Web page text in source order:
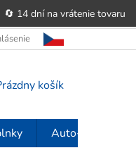
🔄 14 dní na vrátenie tovaru
POUČENIE O PRÁVE
košík
Auto-moto